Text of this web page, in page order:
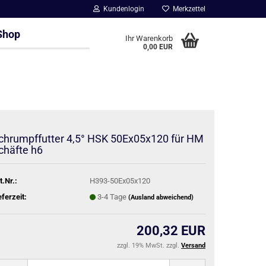
Kundenlogin Merkzettel
Ihr Warenkorb
0,00 EUR
4,5° HSK 50Ex05x120 für HM
h6
H393-50Ex05x120
3-4 Tage (Ausland abweichend)
200,32 EUR
zzgl. 19% MwSt. zzgl. Versand